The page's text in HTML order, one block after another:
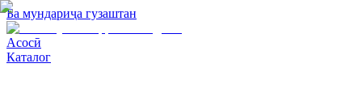
Ба мундариҷа гузаштан
Асосӣ
Каталог